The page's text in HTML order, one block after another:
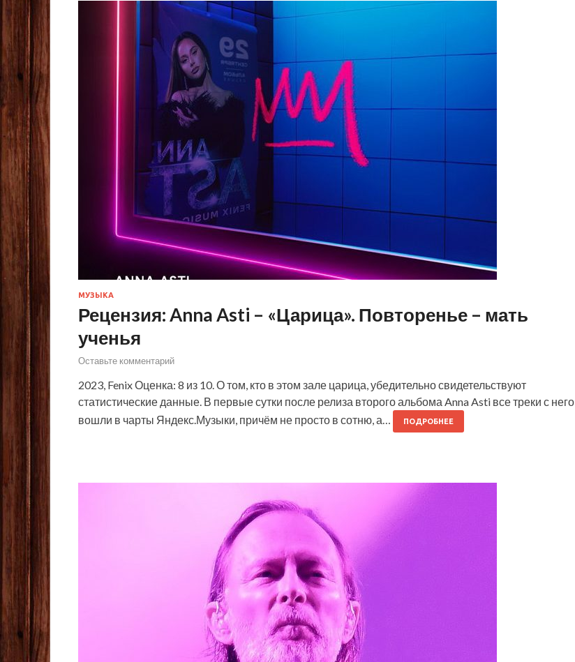
МУЗЫКА
Рецензия: Anna Asti – «Царица». Повторенье – мать
ученья
Оставьте комментарий
2023, Fenix Оценка: 8 из 10. О том, кто в этом зале царица, убедительно свидетельствуют
статистические данные. В первые сутки после релиза второго альбома Anna Asti все треки с него
вошли в чарты Яндекс.Музыки, причём не просто в сотню, а…
ПОДРОБНЕЕ